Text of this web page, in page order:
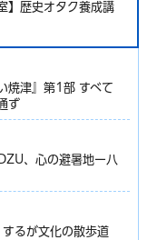
】歴史オタク養成講
焼津』第1部 すべて
ず
、心の避暑地ー八
るが文化の散歩道